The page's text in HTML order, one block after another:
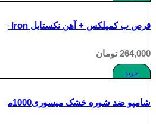
قرص ب کمپلکس + آهن نکستایل Nextyle B Complex + Iron
264,000 تومان
خرید
شامپو ضد شوره خشک میسوری1000میلی گرم Anti Dandruff Shampoo Dry Scalp Treatment